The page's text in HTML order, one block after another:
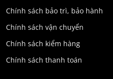
Chính sách bảo trì, bảo hành
Chính sách vận chuyển
Chính sách kiểm hàng
Chính sách thanh toán